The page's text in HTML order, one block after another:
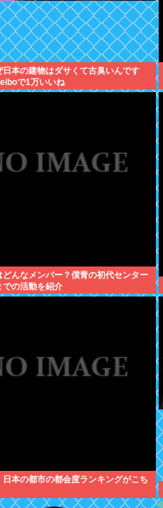
日本の建物はダサくて古臭いんです
で1万いいね
どんなメンバー？僕青の初代センター
での活動を紹介
日本の都市の都会度ランキングがこち